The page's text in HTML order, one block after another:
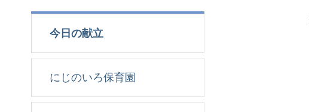
今日の献立
にじのいろ保育園